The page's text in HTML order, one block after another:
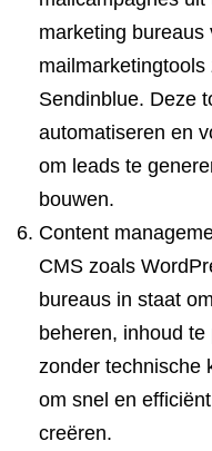
marketing
Sendinblue. Deze
automatiseren en
om leads te
bouwen.
Content
CMS zoals
bureaus in staat
beheren, inhoud
zonder technische
om snel en
creëren.